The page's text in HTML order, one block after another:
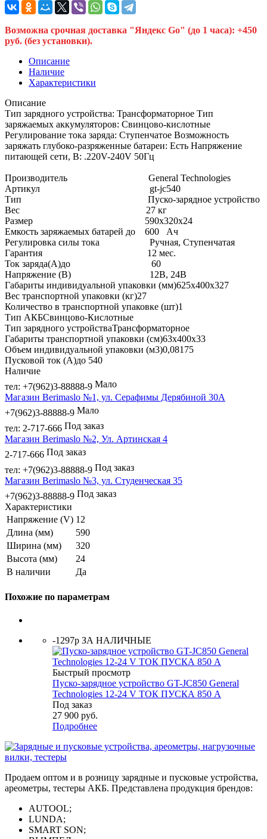
Возможна срочная доставка "Яндекс Go" (до 1 часа): +450
руб. (без установки).
Описание
Наличие
Характеристики
Описание
Тип зарядного устройства: Трансформаторное Тип
заряжаемых аккумуляторов: Свинцово-кислотные
Регулирование тока заряда: Ступенчатое Возможность
заряжать глубоко-разряженные батареи: Есть Напряжение
питающей сети, В: .220V-240V 50Гц
Производитель General Technologies
Артикул gt-jc540
Тип Пуско-зарядное устройство
Вес 27 кг
Размер 590х320х24
Емкость заряжаемых батарей до 600 Ач
Регулировка силы тока Ручная, Ступенчатая
Гарантия 12 мес.
Ток заряда(А)до 60
Напряжение (В) 12В, 24В
Габариты индивидуальной упаковки (мм)625х400х327
Вес транспортной упаковки (кг)27
Количество в транспортной упаковке (шт)1
Тип АКБСвинцово-Кислотные
Тип зарядного устройстваТрансформаторное
Габариты транспортной упаковки (см)63х400х33
Объем индивидуальной упаковки (м3)0,08175
Пусковой ток (А)до 540
Наличие
тел: +7(962)3-88888-9 Мало
Магазин Berimaslo №1, ул. Серафимы Дерябиной 30А
+7(962)3-88888-9 Мало
тел: 2-717-666 Под заказ
Магазин Berimaslo №2, Ул. Артинская 4
2-717-666 Под заказ
тел: +7(962)3-88888-9 Под заказ
Магазин Berimaslo №3, ул. Студенческая 35
+7(962)3-88888-9 Под заказ
Характеристики
Напряжение (V) 12
Длина (мм)
590
Ширина (мм)
320
Высота (мм)
24
В наличии
Да
Похожие по параметрам
-1297р ЗА НАЛИЧНЫЕ
Быстрый просмотр
Пуско-зарядное устройство GT-JC850 General
Technologies 12-24 V ТОК ПУСКА 850 А
Под заказ
27 900 руб.
Подробнее
Продаем оптом и в розницу зарядные и пусковые устройства,
ареометры, тестеры АКБ. Представлена продукция брендов:
AUTOOL;
LUNDA;
SMART SON;